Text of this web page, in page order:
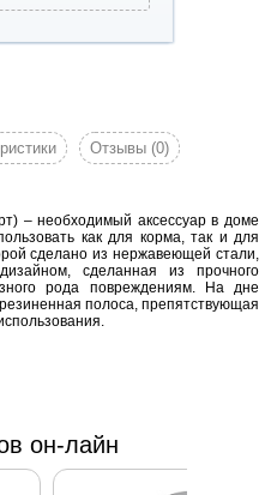
Отзывы (0)
– необходимый аксессуар в доме
как для корма, так и для
сделано из нержавеющей стали,
сделанная из прочного
рода повреждениям. На дне
полоса, препятствующая
он-лайн